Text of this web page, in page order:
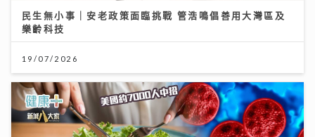
民生無小事｜安老政策面臨挑戰 管浩鳴倡善用大灣區及
樂齡科技
19/07/2026